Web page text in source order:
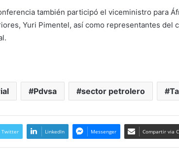
también participó el viceministro para
Yuri Pimentel, así como representantes del
Pdvsa sector petrolero
Twitter LinkedIn Messenger Compartir via